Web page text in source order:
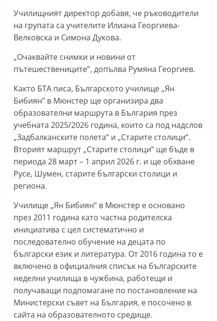
–
k
a
z
a
l
a
k
.
i
n
f
,
k
a
z
a
l
a
k
Училищният директор добавя, че ръководители
на групата са учителите Илиана Георгиева-
Велковска и Симона Дукова.
„Очаквайте снимки и новини от
пътешествениците”, допълва Румяна Георгиев.
Както БТА писа, Българското училище „Ян
Бибиян” в Мюнстер ще организира два
образователни маршрута в България през
учебната 2025/2026 година, които са под надслов
„Задбалканските полета“ и „Старите столици“.
Вторият маршрут „Старите столици“ ще бъде в
периода 28 март – 1 април 2026 г. и ще обхване
Русе, Шумен, старите български столици и
региона.
Училище „Ян Бибиян” в Мюнстер е основано
през 2011 година като частна родителска
инициатива с цел систематично и
последователно обучение на децата по
български език и литература. От 2016 година то е
включено в официалния списък на българските
неделни училища в чужбина, работещи и
получаващи подпомагане по постановление на
Министерски съвет на България, е посочено в
сайта на образователното средище.